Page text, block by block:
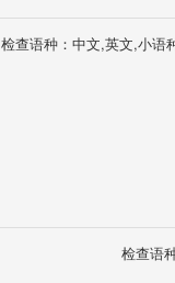
检查语种：中文,英文,小语
检查语